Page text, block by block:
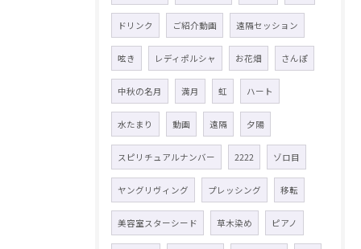
ドリンク ご紹介動画 遠隔セッション
呟き レディポルシャ お花畑 さんぽ
中秋の名月 満月 虹 ハート
水たまり 動画 遠隔 夕陽
スピリチュアルナンバー 2222 ゾロ目
ヤングリヴィング プレッシング 移転
美容室スターシード 草木染め ピアノ